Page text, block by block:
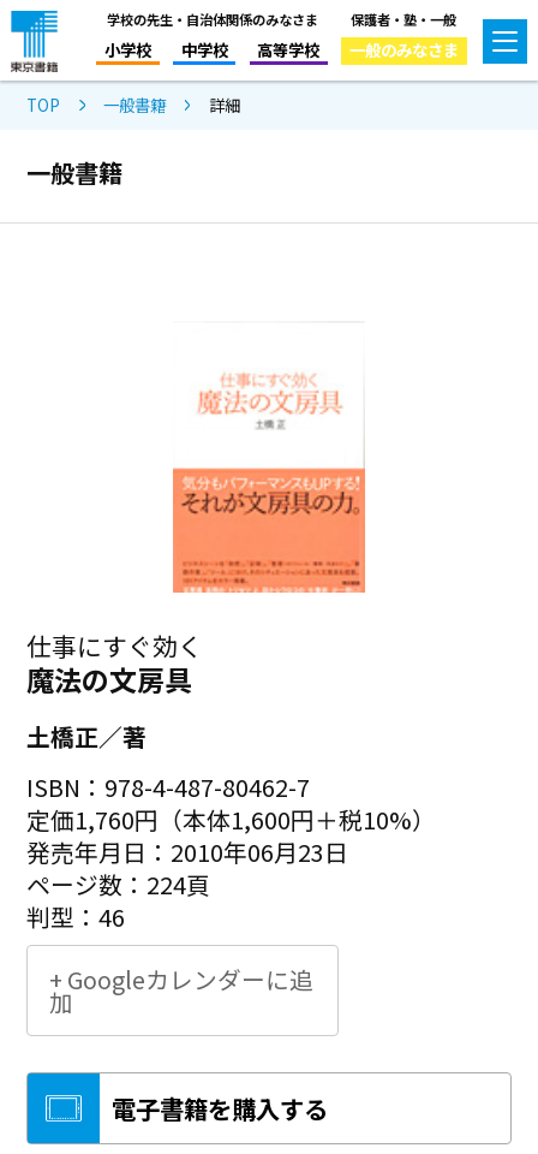
学校の先生・自治体関係のみなさま
小学校 中学校 高等学校
保護者・塾・一般
一般のみなさま
TOP 一般書籍 詳細
一般書籍
仕事にすぐ効く
魔法の文房具
土橋正／著
ISBN：978-4-487-80462-7
定価1,760円（本体1,600円＋税10%）
発売年月日：2010年06月23日
ページ数：224頁
判型：46
+ Googleカレンダーに追
加
電子書籍を購入する